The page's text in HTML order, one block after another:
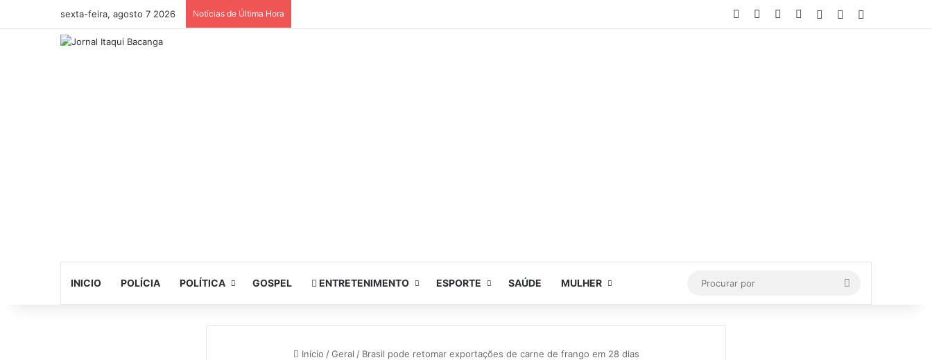
sexta-feira, agosto 7 2026 Notícias de Última Hora Facebook YouTubeInstagram
Entrar Artigo aleatório
INICIO POLÍCIA POLÍTICA GOSPEL ENTRETENIMENTO ESPORTE SAÚDE MULHER
por
Início / Geral / Brasil pode retomar exportações de carne de frango em 28 dias